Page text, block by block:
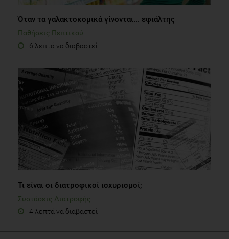
Όταν τα γαλακτοκομικά γίνονται... εφιάλτης
Παθήσεις Πεπτικού
6 λεπτά να διαβαστεί
Τι είναι οι διατροφικοί ισχυρισμοί;
Συστάσεις Διατροφής
4 λεπτά να διαβαστεί